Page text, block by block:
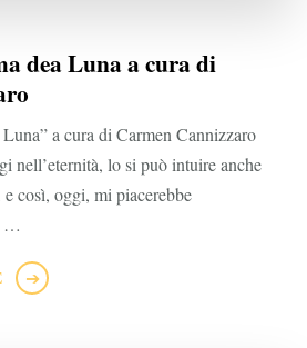
dea Luna a cura di
a cura di Carmen Cannizzaro
nell’eternità, lo si può intuire anche
così, oggi, mi piacerebbe
…